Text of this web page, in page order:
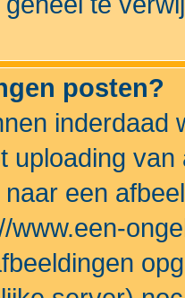
posten?
inderdaad
uploading
een
www.een-